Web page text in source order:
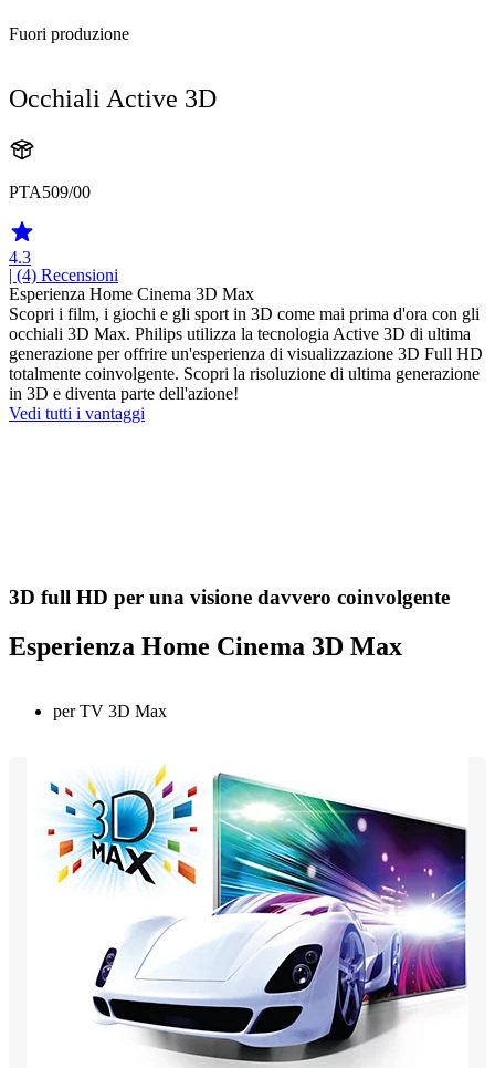
Fuori produzione
Occhiali Active 3D
PTA509/00
4.3
| (4) Recensioni
Esperienza Home Cinema 3D Max
Scopri i film, i giochi e gli sport in 3D come mai prima d'ora con gli
occhiali 3D Max. Philips utilizza la tecnologia Active 3D di ultima
generazione per offrire un'esperienza di visualizzazione 3D Full HD
totalmente coinvolgente. Scopri la risoluzione di ultima generazione
in 3D e diventa parte dell'azione!
Vedi tutti i vantaggi
3D full HD per una visione davvero coinvolgente
Esperienza Home Cinema 3D Max
per TV 3D Max